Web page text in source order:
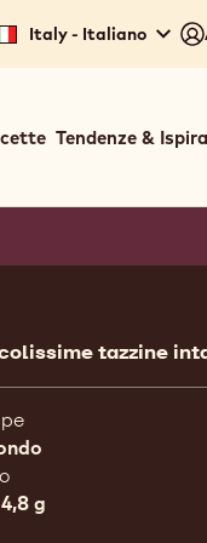
Italy - Italiano
Tendenze &
tazzine
g